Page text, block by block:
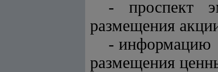
- проспект
размещения
- информацию
размещения